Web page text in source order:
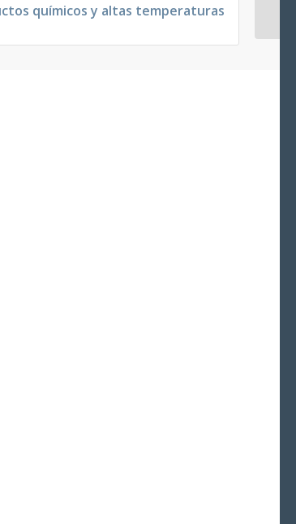
químicos y altas temperaturas